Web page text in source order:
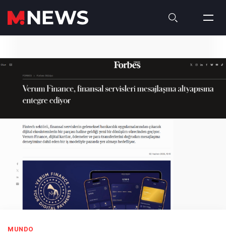
MUNDO